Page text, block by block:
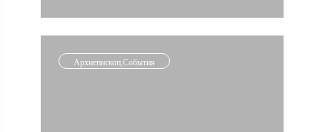
Архиепископ,События